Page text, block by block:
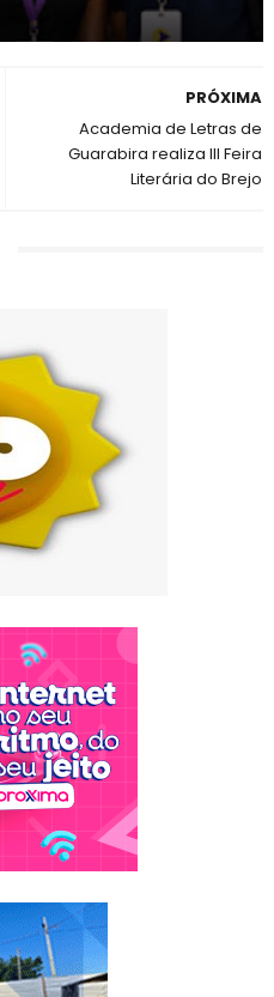
PRÓXIMA
Academia de Letras de
Guarabira realiza III Feira
Literária do Brejo